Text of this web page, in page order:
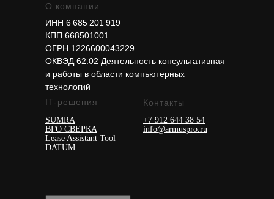
О компании
IT-решения
SUMRA
ВГО СВЕРКА
Lease Assistant Tool
DATUM
+7 912 644 38 54
info@armuspro.ru
ИНН 6 685 201 919
КПП 668501001
ОГРН 1226600043229
ОКВЭД 62.02 Деятельность консультативная
и работы в области компьютерных
технологий
Контакты